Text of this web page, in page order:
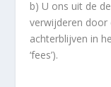
b) U ons uit de
verwijderen door
achterblijven in
‘fees’).